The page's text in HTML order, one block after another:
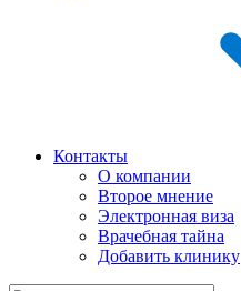
Контакты
О компании
Второе мнение
Электронная виза
Врачебная тайна
Добавить клинику